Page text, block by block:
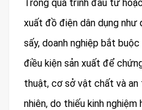
Trong quá trình đầu tư
xuất đồ điện dân dụng như
sấy, doanh nghiệp bắt
điều kiện sản xuất để
thuật, cơ sở vật chất và an
nhiên, do thiếu kinh